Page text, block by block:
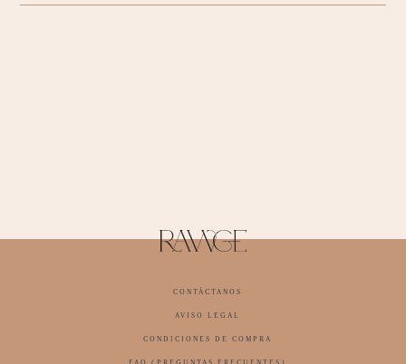
CONTÁCTANOS
AVISO LEGAL
CONDICIONES DE COMPRA